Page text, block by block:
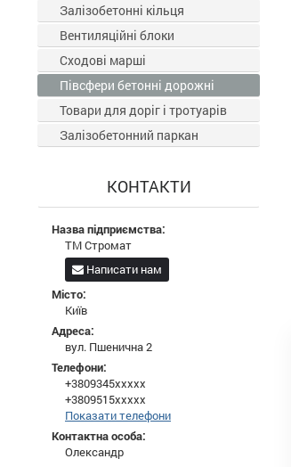
Залізобетонні кільця
Вентиляційні блоки
Сходові марші
Півсфери бетонні дорожні
Товари для доріг і тротуарів
Залізобетонний паркан
КОНТАКТИ
Назва підприємства:
ТМ Стромат
Написати нам
Місто:
Київ
Адреса:
вул. Пшенична 2
Телефони:
+3809345xxxxx
+3809515xxxxx
Показати телефони
Контактна особа:
Олександр